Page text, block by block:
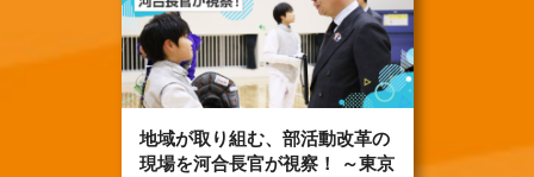
地域が取り組む、部活動改革の
現場を河合長官が視察！ ～東京